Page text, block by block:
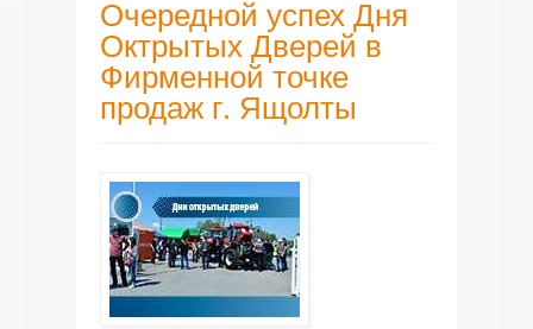
Очередной успех Дня
Октрытых Дверей в
Фирменной точке
продаж г. Ящолты